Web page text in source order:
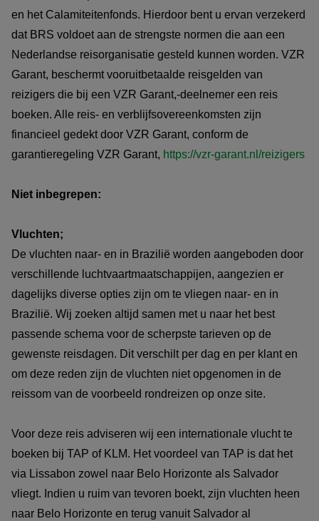
en het Calamiteitenfonds. Hierdoor bent u ervan verzekerd
dat BRS voldoet aan de strengste normen die aan een
Nederlandse reisorganisatie gesteld kunnen worden. VZR
Garant, beschermt vooruitbetaalde reisgelden van
reizigers die bij een VZR Garant,-deelnemer een reis
boeken. Alle reis- en verblijfsovereenkomsten zijn
financieel gedekt door VZR Garant, conform de
garantieregeling VZR Garant, https://vzr-garant.nl/reizigers
Niet inbegrepen:
Vluchten;
De vluchten naar- en in Brazilië worden aangeboden door
verschillende luchtvaartmaatschappijen, aangezien er
dagelijks diverse opties zijn om te vliegen naar- en in
Brazilië. Wij zoeken altijd samen met u naar het best
passende schema voor de scherpste tarieven op de
gewenste reisdagen. Dit verschilt per dag en per klant en
om deze reden zijn de vluchten niet opgenomen in de
reissom van de voorbeeld rondreizen op onze site.
Voor deze reis adviseren wij een internationale vlucht te
boeken bij TAP of KLM. Het voordeel van TAP is dat het
via Lissabon zowel naar Belo Horizonte als Salvador
vliegt. Indien u ruim van tevoren boekt, zijn vluchten heen
naar Belo Horizonte en terug vanuit Salvador al